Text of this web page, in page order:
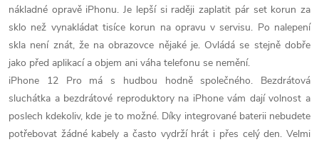
p
i
s
u
nákladné opravě iPhonu. Je lepší si raději zaplatit pár set korun za
sklo než vynakládat tisíce korun na opravu v servisu. Po nalepení
skla není znát, že na obrazovce nějaké je. Ovládá se stejně dobře
jako před aplikací a objem ani váha telefonu se nemění.
iPhone 12 Pro má s hudbou hodně společného. Bezdrátová
sluchátka a bezdrátové reproduktory na iPhone vám dají volnost a
poslech kdekoliv, kde je to možné. Díky integrované baterii nebudete
potřebovat žádné kabely a často vydrží hrát i přes celý den. Velmi